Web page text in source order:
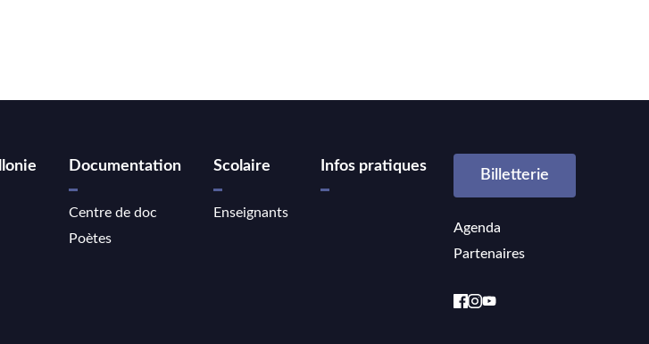
Documentation
Centre de doc
Poètes
Scolaire
Enseignants
Infos pratiques
Billetterie
Agenda
Partenaires